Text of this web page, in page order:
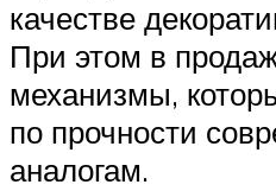
качестве
При этом в
механизмы,
по прочности
аналогам.